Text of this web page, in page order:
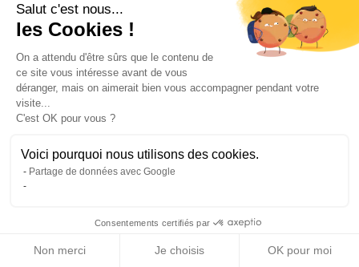
Salut c'est nous...
les Cookies !
On a attendu d'être sûrs que le contenu de
ce site vous intéresse avant de vous
déranger, mais on aimerait bien vous accompagner pendant votre
visite...
C'est OK pour vous ?
Voici pourquoi nous utilisons des cookies.
Partage de données avec Google
Consentements certifiés par
Non merci Je choisis OK pour moi